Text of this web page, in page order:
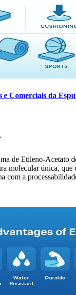
e Comerciais da
de Etileno-Acetato
molecular única, que
com a